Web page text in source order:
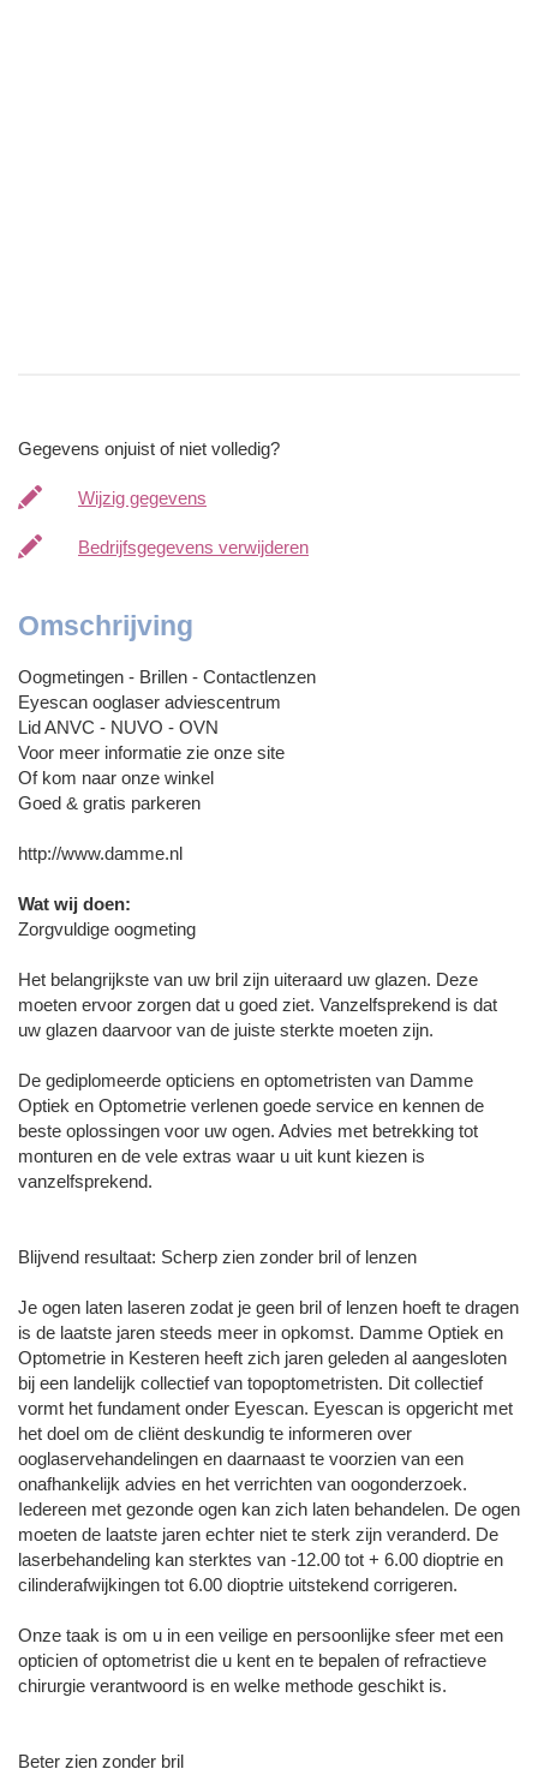
Gegevens onjuist of niet volledig?
Wijzig gegevens
Bedrijfsgegevens verwijderen
Omschrijving
Oogmetingen - Brillen - Contactlenzen
Eyescan ooglaser adviescentrum
Lid ANVC - NUVO - OVN
Voor meer informatie zie onze site
Of kom naar onze winkel
Goed & gratis parkeren
http://www.damme.nl
Wat wij doen:
Zorgvuldige oogmeting
Het belangrijkste van uw bril zijn uiteraard uw glazen. Deze
moeten ervoor zorgen dat u goed ziet. Vanzelfsprekend is dat
uw glazen daarvoor van de juiste sterkte moeten zijn.
De gediplomeerde opticiens en optometristen van Damme
Optiek en Optometrie verlenen goede service en kennen de
beste oplossingen voor uw ogen. Advies met betrekking tot
monturen en de vele extras waar u uit kunt kiezen is
vanzelfsprekend.
Blijvend resultaat: Scherp zien zonder bril of lenzen
Je ogen laten laseren zodat je geen bril of lenzen hoeft te dragen
is de laatste jaren steeds meer in opkomst. Damme Optiek en
Optometrie in Kesteren heeft zich jaren geleden al aangesloten
bij een landelijk collectief van topoptometristen. Dit collectief
vormt het fundament onder Eyescan. Eyescan is opgericht met
het doel om de cliënt deskundig te informeren over
ooglaservehandelingen en daarnaast te voorzien van een
onafhankelijk advies en het verrichten van oogonderzoek.
Iedereen met gezonde ogen kan zich laten behandelen. De ogen
moeten de laatste jaren echter niet te sterk zijn veranderd. De
laserbehandeling kan sterktes van -12.00 tot + 6.00 dioptrie en
cilinderafwijkingen tot 6.00 dioptrie uitstekend corrigeren.
Onze taak is om u in een veilige en persoonlijke sfeer met een
opticien of optometrist die u kent en te bepalen of refractieve
chirurgie verantwoord is en welke methode geschikt is.
Beter zien zonder bril